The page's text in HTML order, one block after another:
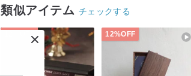
類似アイテム チェックする
12%OFF 12%OFF